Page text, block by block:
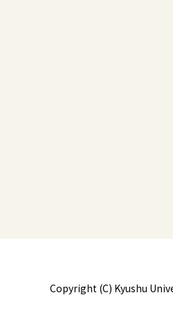
Copyright (C) Kyushu